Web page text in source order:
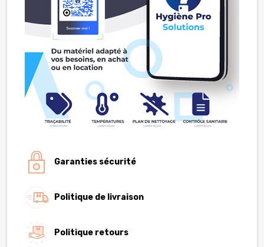
Garanties sécurité
Politique de livraison
Politique retours